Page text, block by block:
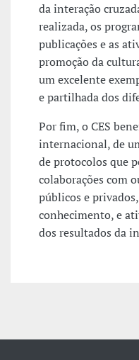
da interação
realizada, os
publicações e as
promoção da
um excelente
e partilhada dos
Por fim, o CES
internacional, de
de protocolos que
colaborações com
públicos e
conhecimento, e
dos resultados da